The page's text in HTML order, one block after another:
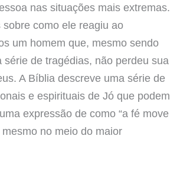
nas situações mais extremas.
como ele reagiu ao
um homem que, mesmo sendo
série de tragédias, não perdeu sua
A Bíblia descreve uma série de
e espirituais de Jó que podem
expressão de como “a fé move
mesmo no meio do maior